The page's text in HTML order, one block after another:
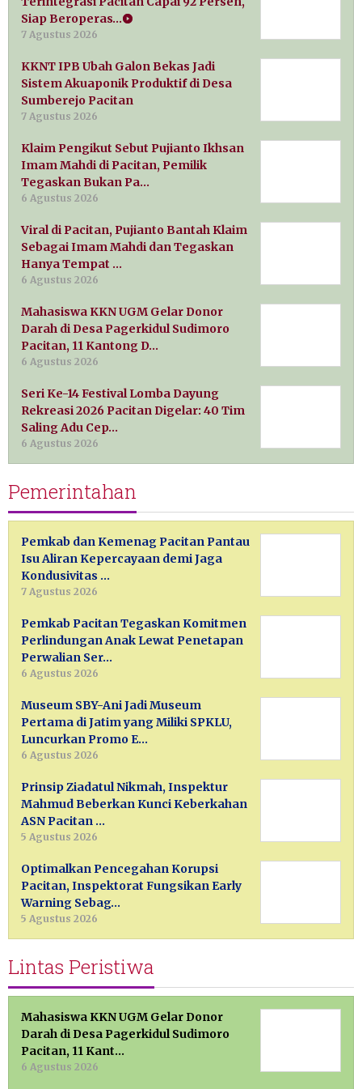
Siap Beroperas…
7 Agustus 2026
KKNT IPB Ubah Galon Bekas Jadi
Sistem Akuaponik Produktif di Desa
Sumberejo Pacitan
7 Agustus 2026
Klaim Pengikut Sebut Pujianto Ikhsan
Imam Mahdi di Pacitan, Pemilik
Tegaskan Bukan Pa…
6 Agustus 2026
Viral di Pacitan, Pujianto Bantah Klaim
Sebagai Imam Mahdi dan Tegaskan
Hanya Tempat …
6 Agustus 2026
Mahasiswa KKN UGM Gelar Donor
Darah di Desa Pagerkidul Sudimoro
Pacitan, 11 Kantong D…
6 Agustus 2026
Seri Ke-14 Festival Lomba Dayung
Rekreasi 2026 Pacitan Digelar: 40 Tim
Saling Adu Cep…
6 Agustus 2026
Pemerintahan
Pemkab dan Kemenag Pacitan Pantau
Isu Aliran Kepercayaan demi Jaga
Kondusivitas …
7 Agustus 2026
Pemkab Pacitan Tegaskan Komitmen
Perlindungan Anak Lewat Penetapan
Perwalian Ser…
6 Agustus 2026
Museum SBY-Ani Jadi Museum
Pertama di Jatim yang Miliki SPKLU,
Luncurkan Promo E…
6 Agustus 2026
Prinsip Ziadatul Nikmah, Inspektur
Mahmud Beberkan Kunci Keberkahan
ASN Pacitan …
5 Agustus 2026
Optimalkan Pencegahan Korupsi
Pacitan, Inspektorat Fungsikan Early
Warning Sebag…
5 Agustus 2026
Lintas Peristiwa
Mahasiswa KKN UGM Gelar Donor
Darah di Desa Pagerkidul Sudimoro
Pacitan, 11 Kant…
6 Agustus 2026